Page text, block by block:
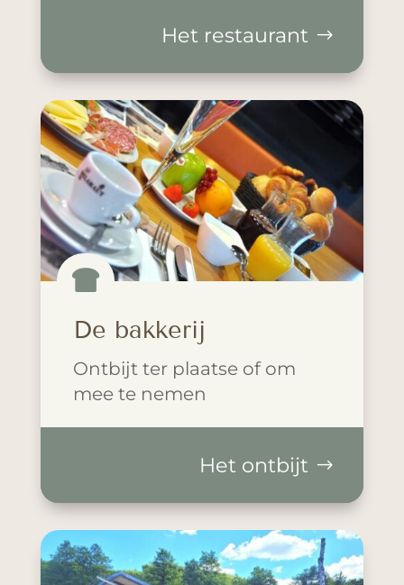
Het restaurant

De bakkerij
Ontbijt ter plaatse of om
mee te nemen
Het ontbijt